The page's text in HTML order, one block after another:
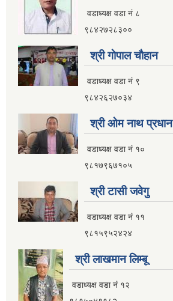
वडाध्यक्ष वडा नं ८
९८४२७२८३००
श्री गाेपाल चाैहान
वडाध्यक्ष वडा नं ९
९८४२६२७०३४
श्री ओम नाथ प्रधान
वडाध्यक्ष वडा नं १०
९८१७९६७१०५
श्री टासी जवेगु
वडाध्यक्ष वडा नं ११
९८१५९५२४२४
श्री लाखमान लिम्बू
वडाध्यक्ष वडा नं १२